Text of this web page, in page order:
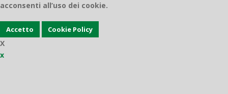
acconsenti all’uso dei cookie.
Accetto Cookie Policy
X
x